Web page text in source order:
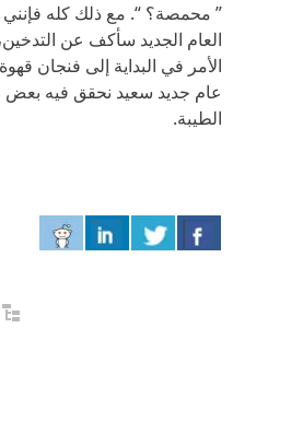
” محمصة؟ “. مع ذلك كله فإنني
العام الجديد سأكف عن
الأمر في البداية إلى فنجان
عام جديد سعيد نحقق فيه بعض
الطيبة.